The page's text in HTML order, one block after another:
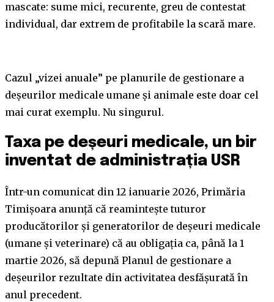
mascate: sume mici, recurente, greu de contestat
individual, dar extrem de profitabile la scară mare.
Cazul „vizei anuale” pe planurile de gestionare a
deșeurilor medicale umane și animale este doar cel
mai curat exemplu. Nu singurul.
Taxa pe deșeuri medicale, un bir
inventat de administrația USR
Într-un comunicat din 12 ianuarie 2026, Primăria
Timișoara anunță că reamintește tuturor
producătorilor și generatorilor de deșeuri medicale
(umane și veterinare) că au obligația ca, până la 1
martie 2026, să depună Planul de gestionare a
deșeurilor rezultate din activitatea desfășurată în
anul precedent.